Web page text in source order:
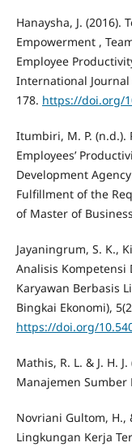
Hanaysha, J. (2016).
Empowerment ,
Employee
International Journal
178. https://doi.org/
Itumbiri, M. P. (n.d.).
Employees’
Development
Fulfillment of the
of Master of
Jayaningrum, S. K.,
Analisis Kompetensi
Karyawan Berbasis
Bingkai Ekonomi),
https://doi.org/
Mathis, R. L. & J. H.
Manajemen Sumber
Novriani Gultom, H.,
Lingkungan Kerja